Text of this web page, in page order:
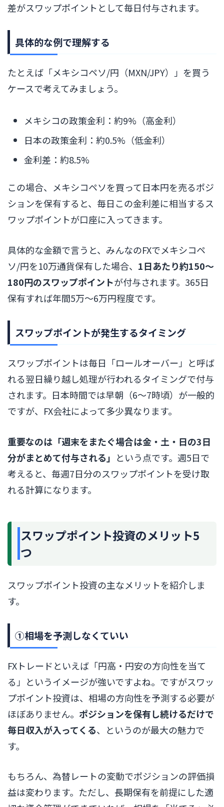
差がスワップポイントとして毎日付与されます。
具体的な例で理解する
たとえば「メキシコペソ/円（MXN/JPY）」を買う
ケースで考えてみましょう。
メキシコの政策金利：約9%（高金利）
日本の政策金利：約0.5%（低金利）
金利差：約8.5%
この場合、メキシコペソを買って日本円を売るポジ
ションを保有すると、毎日この金利差に相当するス
ワップポイントが口座に入ってきます。
具体的な金額で言うと、みんなのFXでメキシコペ
ソ/円を10万通貨保有した場合、 1日あたり約150〜
180円のスワップポイントが付与されます。365日
保有すれば年間5万〜6万円程度です。
スワップポイントが発生するタイミング
スワップポイントは毎日「ロールオーバー」と呼ば
れる翌日繰り越し処理が行われるタイミングで付与
されます。日本時間では早朝（6〜7時頃）が一般的
ですが、FX会社によって多少異なります。
重要なのは「週末をまたぐ場合は金・土・日の3日
分がまとめて付与される」 という点です。週5日で
考えると、毎週7日分のスワップポイントを受け取
れる計算になります。
スワップポイント投資のメリット5
つ
スワップポイント投資の主なメリットを紹介しま
す。
①相場を予測しなくていい
FXトレードといえば「円高・円安の方向性を当て
る」というイメージが強いですよね。ですがスワッ
プポイント投資は、相場の方向性を予測する必要が
ほぼありません。 ポジションを保有し続けるだけで
毎日収入が入ってくる、というのが最大の魅力で
す。
もちろん、為替レートの変動でポジションの評価損
益は変わります。ただし、長期保有を前提にした適